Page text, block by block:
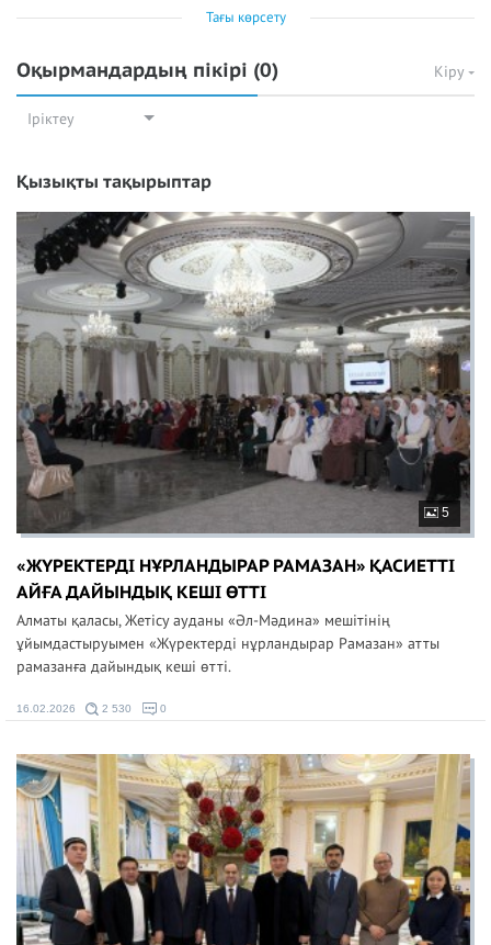
Тағы көрсету
Оқырмандардың пікірі (0) Кіру
Іріктеу
Қызықты тақырыптар
5
«ЖҮРЕКТЕРДІ НҰРЛАНДЫРАР РАМАЗАН» ҚАСИЕТТІ
АЙҒА ДАЙЫНДЫҚ КЕШІ ӨТТІ
Алматы қаласы, Жетісу ауданы «Әл-Мәдина» мешітінің
ұйымдастыруымен «Жүректерді нұрландырар Рамазан» атты
рамазанға дайындық кеші өтті.
16.02.2026 2 530 0